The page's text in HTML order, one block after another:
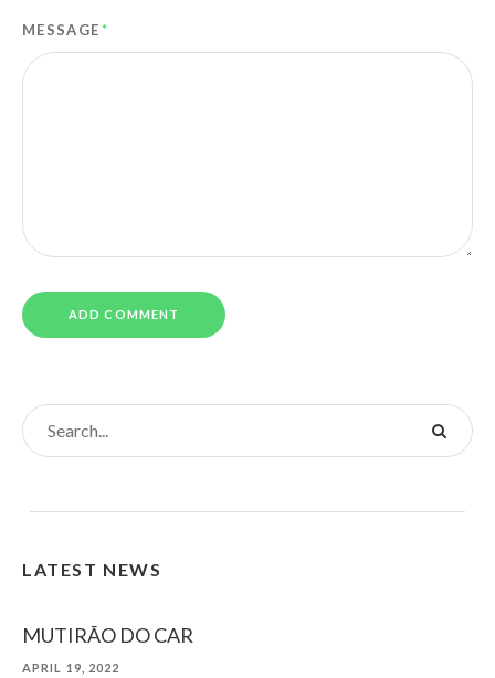
MESSAGE*
LATEST NEWS
MUTIRÃO DO CAR
APRIL 19, 2022